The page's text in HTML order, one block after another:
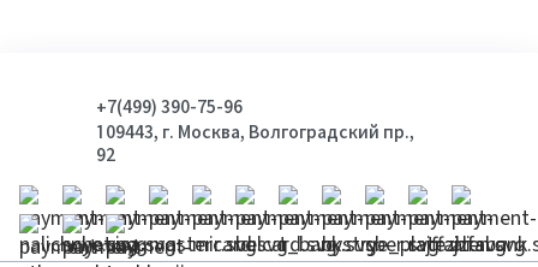
+7(499) 390-75-96
109443, г. Москва, Волгоградский пр.,
92